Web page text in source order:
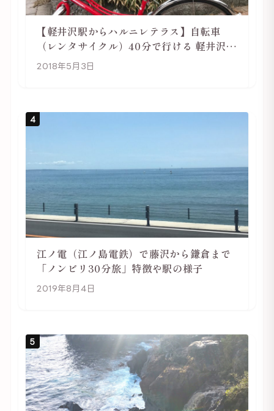
【軽井沢駅からハルニレテラス】自転車
（レンタサイクル）40分で行ける 軽井沢旅
行は自転車利用がおススメ
2018年5月3日
4
江ノ電（江ノ島電鉄）で藤沢から鎌倉まで
「ノンビリ30分旅」特徴や駅の様子
2019年8月4日
5